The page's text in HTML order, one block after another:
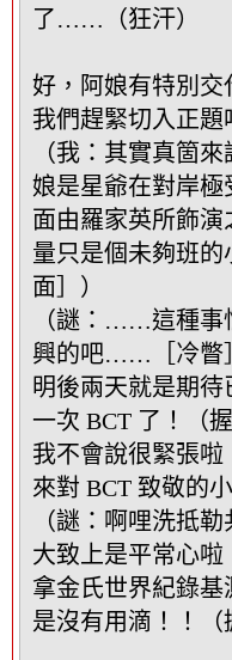
了……（狂汗）
好，阿娘有特別交
我們趕緊切入正題
（我：其實真箇
娘是星爺在對岸極
面由羅家英所飾
量只是個未夠班
面］）
（謎：……這種事
興的吧……［冷瞥
明後兩天就是期
一次 BCT 了！（握
我不會說很緊張
來對 BCT 致敬的
（謎：啊哩洗抵
大致上是平常心
拿金氏世界紀錄
是沒有用滴！！（